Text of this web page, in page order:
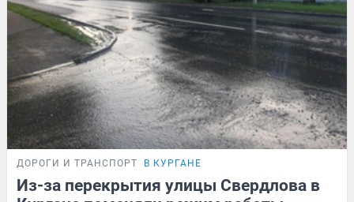
ДОРОГИ И ТРАНСПОРТ В КУРГАНЕ
Из-за перекрытия улицы Свердлова в